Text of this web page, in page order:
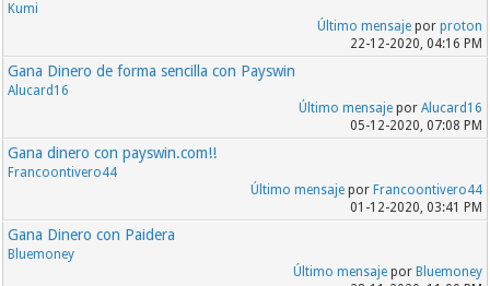
Kumi
Último mensajepor proton
22-12-2020, 04:16 PM
Gana Dinero de forma sencilla con Payswin
Alucard16
Último mensajepor Alucard16
05-12-2020, 07:08 PM
Gana dinero con payswin.com!!
Francoontivero44
Último mensajepor Francoontivero44
01-12-2020, 03:41 PM
Gana Dinero con Paidera
Bluemoney
Último mensajepor Bluemoney